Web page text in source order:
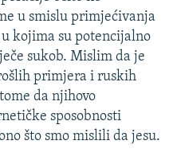
u smislu primjećivanja
kojima su potencijalno
sukob. Mislim da je
primjera i ruskih
da njihovo
sposobnosti
što smo mislili da jesu.